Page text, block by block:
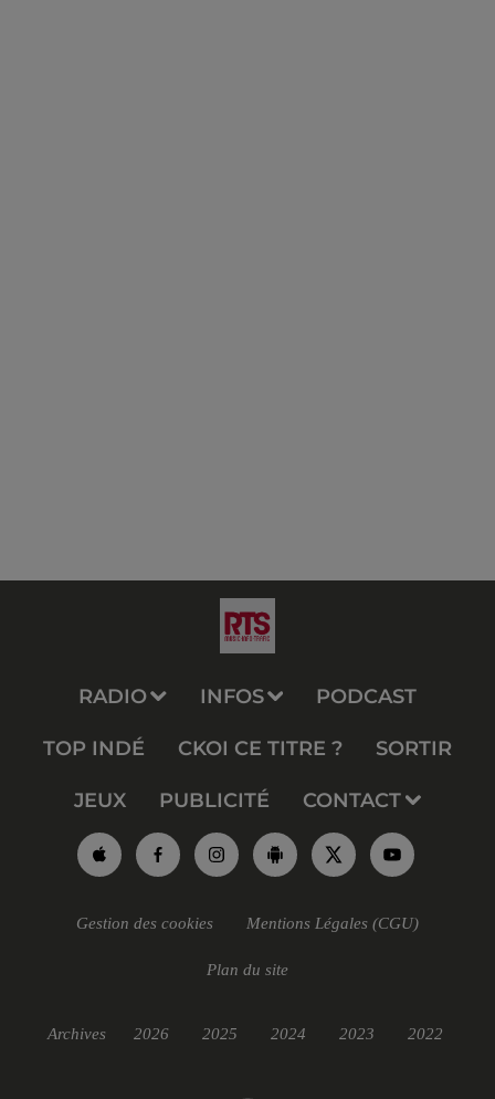
RADIO INFOS PODCAST
TOP INDÉ CKOI CE TITRE ? SORTIR
JEUX PUBLICITÉ CONTACT
Gestion des cookies Mentions Légales (CGU)
Plan du site
Archives 2026 2025 2024 2023 2022